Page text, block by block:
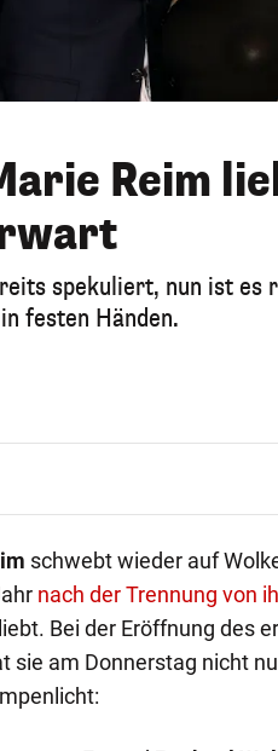
Reim
spekuliert, nun ist es
festen Händen.
schwebt wieder auf
nach der Trennung von
Bei der Eröffnung des
sie am Donnerstag nicht